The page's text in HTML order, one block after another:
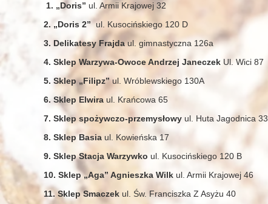
1. „Doris” ul. Armii Krajowej 32
2. „Doris 2”ul. Kusocińskiego 120 D
3. Delikatesy Frajdaul. gimnastyczna 126a
4. Sklep Warzywa-Owoce Andrzej Janeczek Ul. Wici 87
5. Sklep „Filipz”ul. Wróblewskiego 130A
6. Sklep Elwira ul. Krańcowa 65
7. Sklep spożywczo-przemysłowy ul. Huta Jagodnica 33
8. Sklep Basia ul. Kowieńska 17
9. Sklep Stacja Warzywko ul. Kusocińskiego 120 B
10. Sklep „Aga” Agnieszka Wilk ul. Armii Krajowej 46
11. Sklep Smaczek ul. Św. Franciszka Z Asyżu 40